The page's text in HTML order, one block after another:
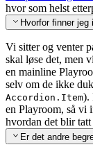
hvor som helst
Hvorfor finner
Vi sitter og venter
skal løse det, men
en mainline
selv om de ikke
Accordion.Item).
en Playroom, så vi
hvordan det blir
Er det andre